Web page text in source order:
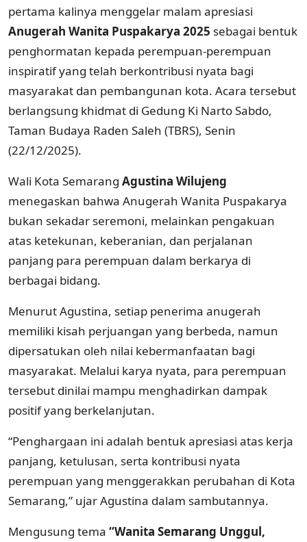
pertama kalinya menggelar malam apresiasi
Anugerah Wanita Puspakarya 2025 sebagai bentuk
penghormatan kepada perempuan-perempuan
inspiratif yang telah berkontribusi nyata bagi
masyarakat dan pembangunan kota. Acara tersebut
berlangsung khidmat di Gedung Ki Narto Sabdo,
Taman Budaya Raden Saleh (TBRS), Senin
(22/12/2025).
Wali Kota Semarang Agustina Wilujeng
menegaskan bahwa Anugerah Wanita Puspakarya
bukan sekadar seremoni, melainkan pengakuan
atas ketekunan, keberanian, dan perjalanan
panjang para perempuan dalam berkarya di
berbagai bidang.
Menurut Agustina, setiap penerima anugerah
memiliki kisah perjuangan yang berbeda, namun
dipersatukan oleh nilai kebermanfaatan bagi
masyarakat. Melalui karya nyata, para perempuan
tersebut dinilai mampu menghadirkan dampak
positif yang berkelanjutan.
“Penghargaan ini adalah bentuk apresiasi atas kerja
panjang, ketulusan, serta kontribusi nyata
perempuan yang menggerakkan perubahan di Kota
Semarang,” ujar Agustina dalam sambutannya.
Mengusung tema “Wanita Semarang Unggul,